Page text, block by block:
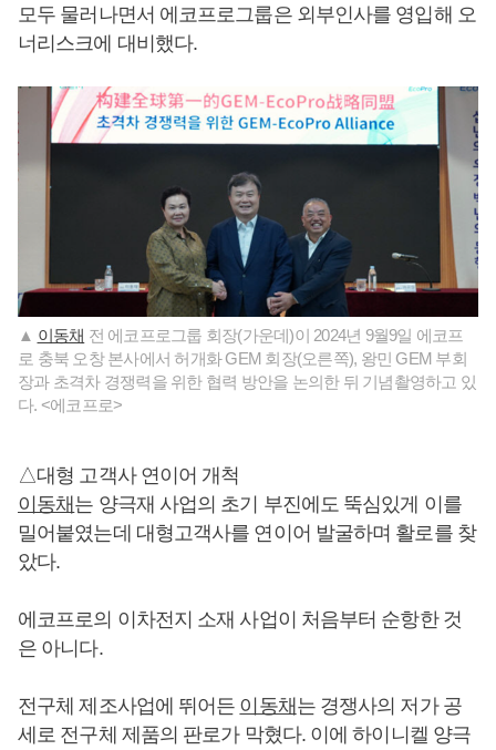
모두 물러나면서 에코프로그룹은 외부인사를 영입해 오
너리스크에 대비했다.
▲ 이동채 전 에코프로그룹 회장(가운데)이 2024년 9월9일 에코프
로 충북 오창 본사에서 허개화 GEM 회장(오른쪽), 왕민 GEM 부회
장과 초격차 경쟁력을 위한 협력 방안을 논의한 뒤 기념촬영하고 있
다. <에코프로>
△대형 고객사 연이어 개척
이동채는 양극재 사업의 초기 부진에도 뚝심있게 이를
밀어붙였는데 대형고객사를 연이어 발굴하며 활로를 찾
았다.
에코프로의 이차전지 소재 사업이 처음부터 순항한 것
은 아니다.
전구체 제조사업에 뛰어든 이동채는 경쟁사의 저가 공
세로 전구체 제품의 판로가 막혔다. 이에 하이니켈 양극